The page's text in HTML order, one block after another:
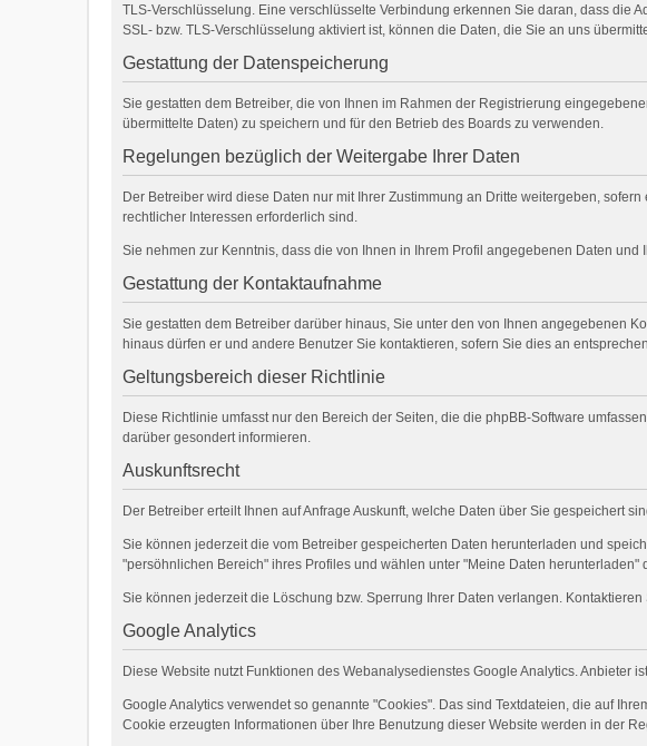
TLS-Verschlüsselung. Eine verschlüsselte Verbindung erkennen Sie daran, dass die
SSL- bzw. TLS-Verschlüsselung aktiviert ist, können die Daten, die Sie an uns
Gestattung der Datenspeicherung
Sie gestatten dem Betreiber, die von Ihnen im Rahmen der Registrierung
übermittelte Daten) zu speichern und für den Betrieb des Boards zu verwenden.
Regelungen bezüglich der Weitergabe Ihrer Daten
Der Betreiber wird diese Daten nur mit Ihrer Zustimmung an Dritte weitergeben,
rechtlicher Interessen erforderlich sind.
Sie nehmen zur Kenntnis, dass die von Ihnen in Ihrem Profil angegebenen Daten
Gestattung der Kontaktaufnahme
Sie gestatten dem Betreiber darüber hinaus, Sie unter den von Ihnen angegebenen
hinaus dürfen er und andere Benutzer Sie kontaktieren, sofern Sie dies an
Geltungsbereich dieser Richtlinie
Diese Richtlinie umfasst nur den Bereich der Seiten, die die phpBB-Software
darüber gesondert informieren.
Auskunftsrecht
Der Betreiber erteilt Ihnen auf Anfrage Auskunft, welche Daten über Sie gespeichert
Sie können jederzeit die vom Betreiber gespeicherten Daten herunterladen und
"persöhnlichen Bereich" ihres Profiles und wählen unter "Meine Daten herunterladen"
Sie können jederzeit die Löschung bzw. Sperrung Ihrer Daten verlangen. Kontaktieren
Google Analytics
Diese Website nutzt Funktionen des Webanalysedienstes Google Analytics. Anbieter
Google Analytics verwendet so genannte "Cookies". Das sind Textdateien, die auf
Cookie erzeugten Informationen über Ihre Benutzung dieser Website werden in der